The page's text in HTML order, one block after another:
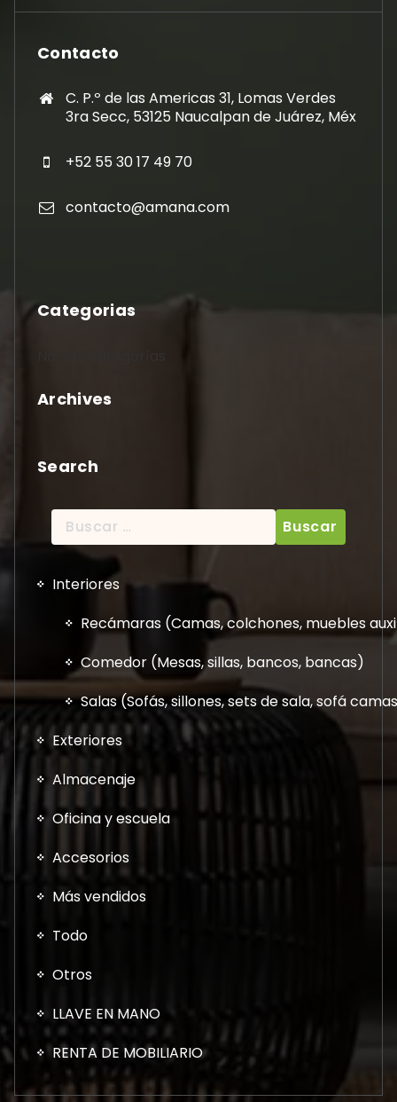
Contacto
C. P.º de las Americas 31, Lomas Verdes
3ra Secc, 53125 Naucalpan de Juárez, Méx
+52 55 30 17 49 70
contacto@amana.com
Categorias
Archives
Search
Buscar:
Interiores
Recámaras (Camas, colchones, muebles
Comedor (Mesas, sillas, bancos, bancas)
Salas (Sofás, sillones, sets de sala, sofá
Exteriores
Almacenaje
Oficina y escuela
Accesorios
Más vendidos
Todo
Otros
LLAVE EN MANO
RENTA DE MOBILIARIO